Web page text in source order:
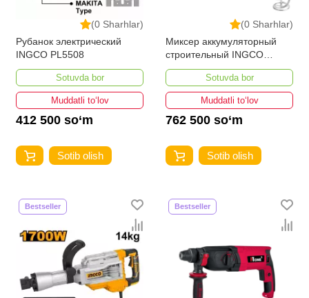
(0 Sharhlar)
Рубанок электрический
INGCO PL5508
Sotuvda bor
Muddatli to‘lov
412 500 so‘m
Sotib olish
(0 Sharhlar)
Миксер аккумуляторный
строительный INGCO
MXLI2001
Sotuvda bor
Muddatli to‘lov
762 500 so‘m
Sotib olish
Bestseller Bestseller